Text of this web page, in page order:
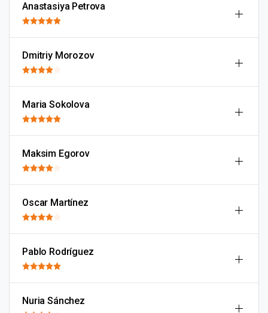
Anastasiya Petrova
Dmitriy Morozov
Maria Sokolova
Maksim Egorov
Oscar Martínez
Pablo Rodríguez
Nuria Sánchez